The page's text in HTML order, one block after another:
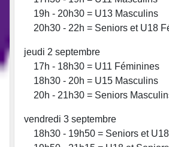
19h - 20h30 = U13 Masculins
20h30 - 22h = Seniors et U18
jeudi 2 septembre
17h - 18h30 = U11 Féminines
18h30 - 20h = U15 Masculins
20h - 21h30 = Seniors
vendredi 3 septembre
18h30 - 19h50 = Seniors et